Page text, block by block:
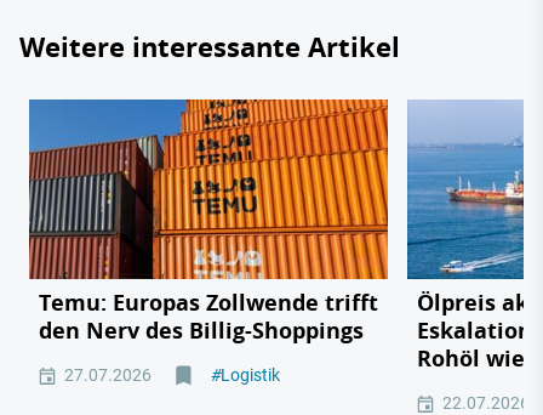
Weitere interessante Artikel
Temu: Europas Zollwende trifft
den Nerv des Billig-Shoppings
27.07.2026 #Logistik
Ölpreis
Rohöl
22.07.2026